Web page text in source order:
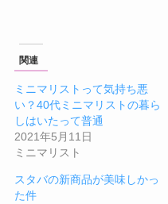
関連
ミニマリストって気持ち悪
い？40代ミニマリストの暮ら
しはいたって普通
2021年5月11日
ミニマリスト
スタバの新商品が美味しかっ
た件